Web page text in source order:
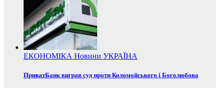
ЕКОНОМІКА Новини УКРАЇНА
ПриватБанк виграв суд проти Коломойського і Боголюбова